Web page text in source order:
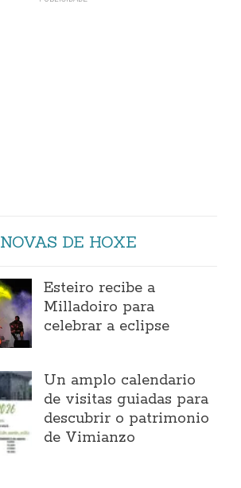
NOVAS DE HOXE
Esteiro recibe a
Milladoiro para
celebrar a eclipse
Un amplo calendario
de visitas guiadas para
descubrir o patrimonio
de Vimianzo